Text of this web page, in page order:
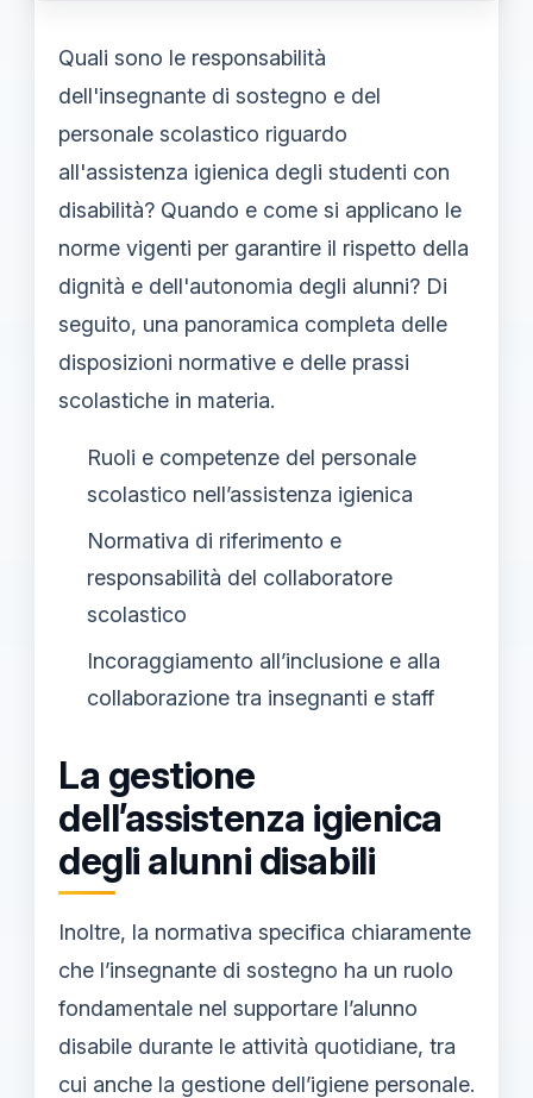
Quali sono le responsabilità
dell'insegnante di sostegno e del
personale scolastico riguardo
all'assistenza igienica degli studenti con
disabilità? Quando e come si applicano le
norme vigenti per garantire il rispetto della
dignità e dell'autonomia degli alunni? Di
seguito, una panoramica completa delle
disposizioni normative e delle prassi
scolastiche in materia.
Ruoli e competenze del personale
scolastico nell’assistenza igienica
Normativa di riferimento e
responsabilità del collaboratore
scolastico
Incoraggiamento all’inclusione e alla
collaborazione tra insegnanti e staff
La gestione
dell’assistenza igienica
degli alunni disabili
Inoltre, la normativa specifica chiaramente
che l’insegnante di sostegno ha un ruolo
fondamentale nel supportare l’alunno
disabile durante le attività quotidiane, tra
cui anche la gestione dell’igiene personale.